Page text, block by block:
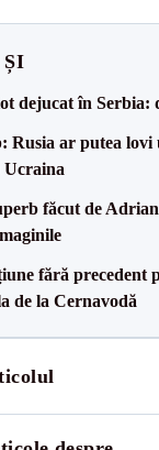
ȘI
dejucat în Serbia:
Rusia ar putea lovi
făcut de
fără precedent
de la Cernavodă